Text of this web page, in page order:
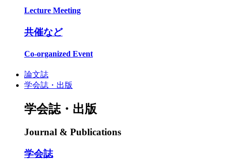
Lecture Meeting
共催など
Co-organized Event
論文誌
学会誌・出版
学会誌・出版
Journal & Publications
学会誌